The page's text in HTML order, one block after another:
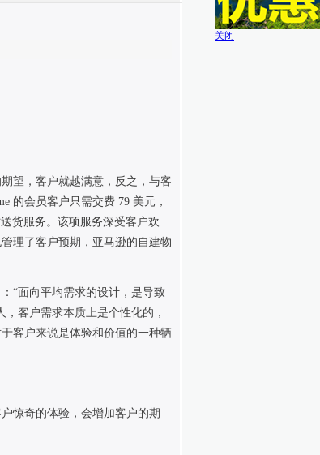
望，客户就越满意，反之，与客
的会员客户只需交费 79 美元，
货服务。该项服务深受客户欢
理了客户预期，亚马逊的自建物
“面向平均需求的设计，是导致
客户需求本质上是个性化的，
客户来说是体验和价值的一种牺
惊奇的体验，会增加客户的期
关闭